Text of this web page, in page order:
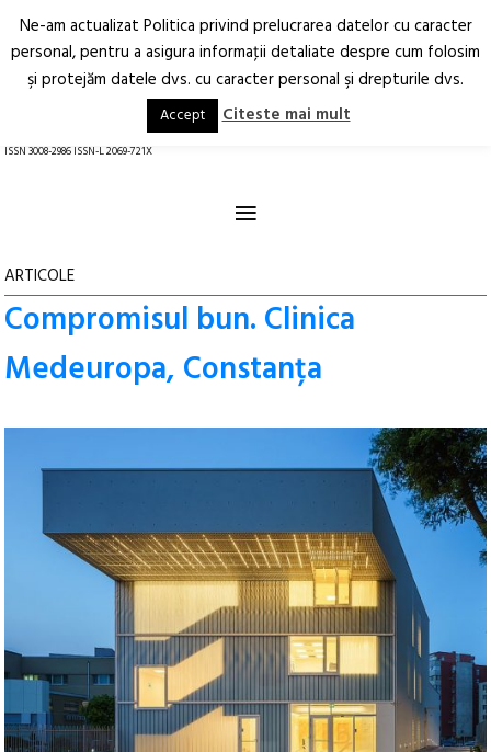
Arhitectură.
Oraș.
RO EN
ISSN 3008-2986 ISSN-L 2069-721X
≡
ARTICOLE
Compromisul bun. Clinica
Medeuropa, Constanța
Ne-am actualizat Politica privind prelucrarea datelor cu caracter
personal, pentru a asigura informaţii detaliate despre cum folosim
şi protejăm datele dvs. cu caracter personal şi drepturile dvs.
Accept Citeste mai mult